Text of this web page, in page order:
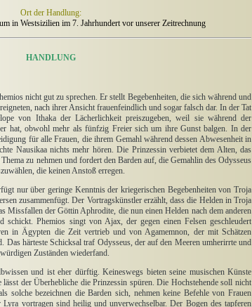
Ort der Handlung:
in Westsizilien im 7. Jahrhundert vor unserer Zeitrechnung
HANDLUNG
nicht gut zu sprechen. Er stellt Begebenheiten, die sich während und
nach ihrer Ansicht frauenfeindlich und sogar falsch dar. In der Tat
von Ithaka der Lächerlichkeit preiszugeben, weil sie während der
hat, obwohl mehr als fünfzig Freier sich um ihre Gunst balgen. In der
für alle Frauen, die ihrem Gemahl während dessen Abwesenheit in
Nausikaa nichts mehr hören. Die Prinzessin verbietet dem Alten, das
zu nehmen und fordert den Barden auf, die Gemahlin des Odysseus
die keinen Anstoß erregen.
nur über geringe Kenntnis der kriegerischen Begebenheiten von Troja
zusammenfügt. Der Vortragskünstler erzählt, dass die Helden in Troja
Missfallen der Göttin Aphrodite, die nun einen Helden nach dem anderen
schickt. Phemios singt von Ajax, der gegen einen Felsen geschleudert
in Ägypten die Zeit vertrieb und von Agamemnon, der mit Schätzen
Das härteste Schicksal traf Odysseus, der auf den Meeren umherirrte und
Zuständen wiederfand.
und ist eher dürftig. Keineswegs bieten seine musischen Künste
der Überhebliche die Prinzessin spüren. Die Hochstehende soll nicht
solche bezeichnen die Barden sich, nehmen keine Befehle von Frauen
vortragen sind heilig und unverwechselbar. Der Bogen des tapferen